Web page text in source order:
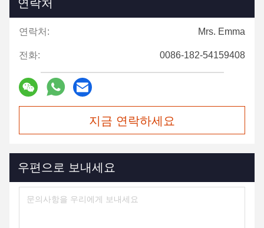
연락처
연락처: Mrs. Emma
전화: 0086-182-54159408
지금 연락하세요
우편으로 보내세요